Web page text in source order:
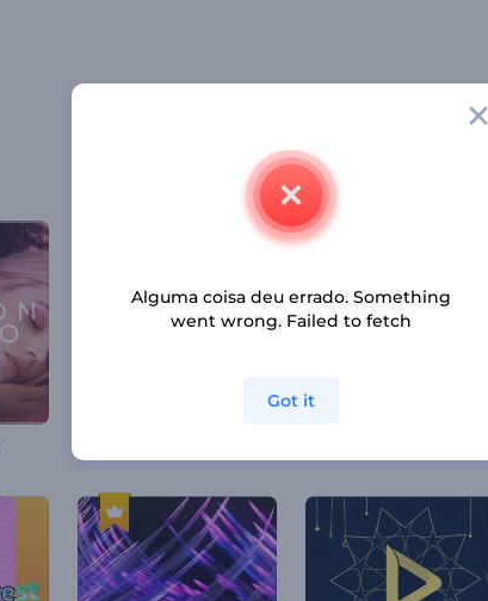
Alguma coisa deu errado. Something
went wrong. Failed to fetch
Got it